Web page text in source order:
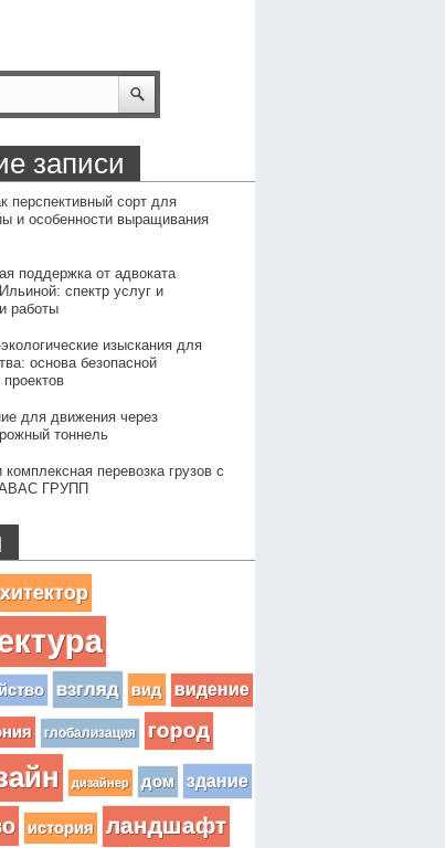
записи
перспективный сорт для
и особенности выращивания
поддержка от адвоката
спектр услуг и
работы
изыскания для
основа безопасной
для движения через
тоннель
комплексная перевозка грузов с
АВАС ГРУПП
взгляд вид видение
глобализация город
дизайнер дом здание
история ландшафт